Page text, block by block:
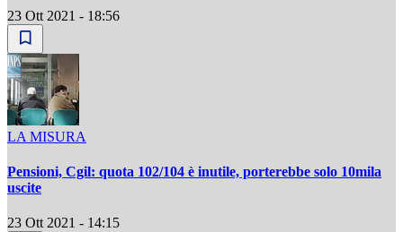
23 Ott 2021 - 18:56
LA MISURA
Pensioni, Cgil: quota 102/104 è inutile, porterebbe solo 10mila
uscite
23 Ott 2021 - 14:15